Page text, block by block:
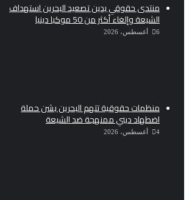
منتدى حقوقي يدين تصعيد البحرين استهداف
الشيعة وإلغاء أكثر من 50 موكبا دينيا
6 أغسطس، 2026
منظمات حقوقية تتهم البحرين بشن حملة
اضطهاد ديني ممنهجة ضد الشيعة
4 أغسطس، 2026